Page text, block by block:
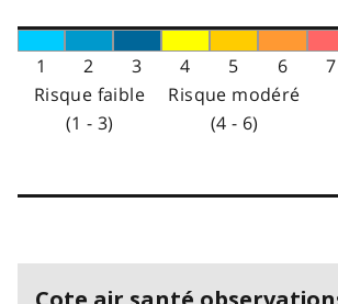
1 2 3 4 5 6 7
Risque faible
(1 - 3)
Risque modéré
(4 - 6)